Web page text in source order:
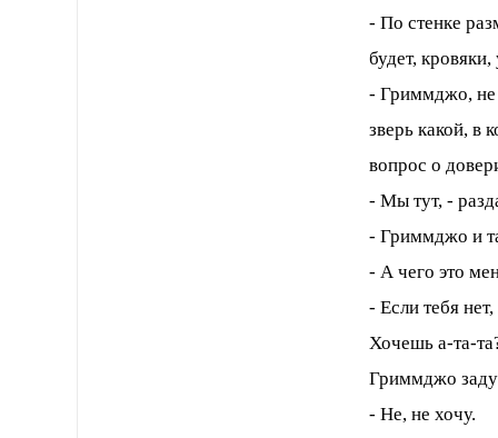
- По стенке
будет,
- Гриммджо, не
зверь какой, в
вопрос о
- Мы тут, -
- Гриммджо и
- А чего это
- Если тебя
Хочешь а-та-
Гриммджо
- Не, не хочу.